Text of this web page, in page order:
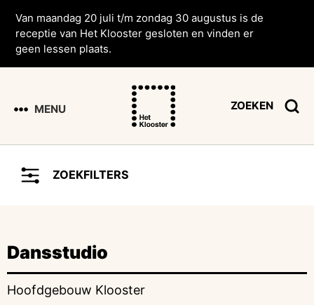
Van maandag 20 juli t/m zondag 30 augustus is de
receptie van Het Klooster gesloten en vinden er
geen lessen plaats.
MENU ZOEKEN
ZOEKFILTERS
Dansstudio
Hoofdgebouw Klooster